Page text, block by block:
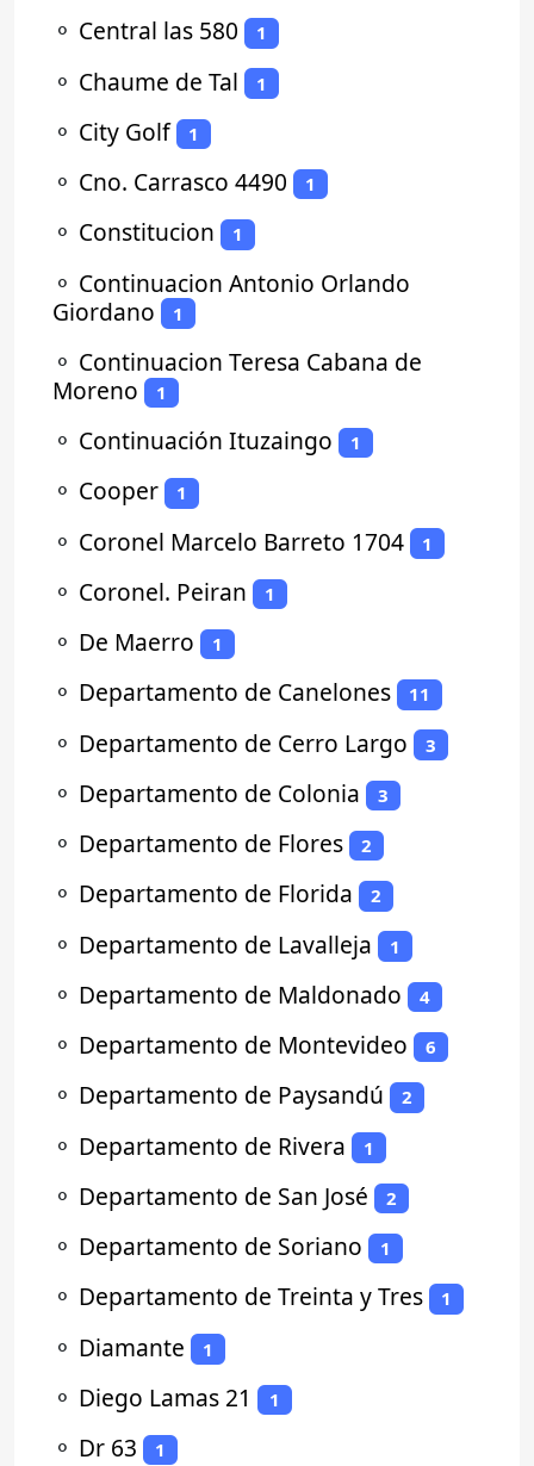
⚬ Central las 580 1
⚬ Chaume de Tal 1
⚬ City Golf 1
⚬ Cno. Carrasco 4490 1
⚬ Constitucion 1
⚬ Continuacion Antonio Orlando
Giordano
1
⚬ Continuacion Teresa Cabana de
Moreno
1
⚬ Continuación Ituzaingo 1
⚬ Cooper 1
⚬ Coronel Marcelo Barreto 1704 1
⚬ Coronel. Peiran 1
⚬ De Maerro 1
⚬ Departamento de Canelones 11
⚬ Departamento de Cerro Largo 3
⚬ Departamento de Colonia 3
⚬ Departamento de Flores 2
⚬ Departamento de Florida 2
⚬ Departamento de Lavalleja 1
⚬ Departamento de Maldonado 4
⚬ Departamento de Montevideo 6
⚬ Departamento de Paysandú 2
⚬ Departamento de Rivera 1
⚬ Departamento de San José 2
⚬ Departamento de Soriano 1
⚬ Departamento de Treinta y Tres 1
⚬ Diamante 1
⚬ Diego Lamas 21 1
⚬ Dr 63 1